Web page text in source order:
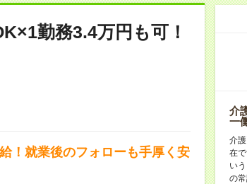
勤務3.4万円も可！
！就業後のフォローも手厚く安
介
一
介
在
い
の